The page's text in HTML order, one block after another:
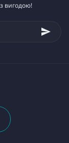
вигодою!